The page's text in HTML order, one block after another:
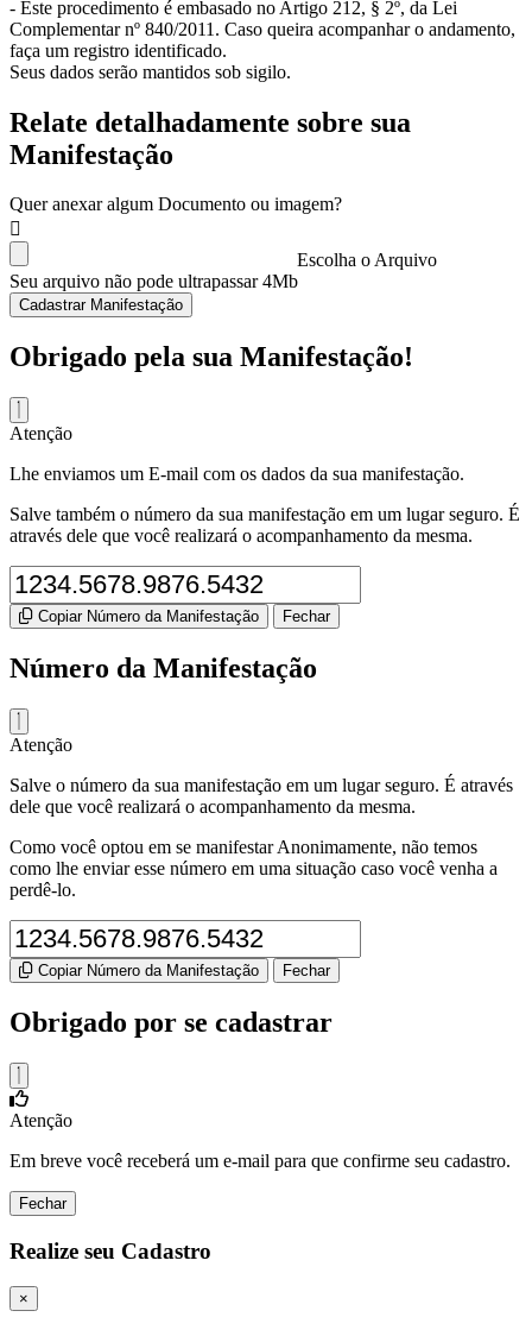
- Este procedimento é embasado no Artigo 212, § 2º, da Lei
Complementar nº 840/2011. Caso queira acompanhar o andamento,
faça um registro identificado.
Seus dados serão mantidos sob sigilo.
Relate detalhadamente sobre sua
Manifestação
Quer anexar algum Documento ou imagem?
Escolha o Arquivo
Seu arquivo não pode ultrapassar 4Mb
Cadastrar Manifestação
Obrigado pela sua Manifestação!
Atenção
Lhe enviamos um E-mail com os dados da sua manifestação.
Salve também o número da sua manifestação em um lugar seguro. É
através dele que você realizará o acompanhamento da mesma.
Copiar Número da Manifestação Fechar
Número da Manifestação
Atenção
Salve o número da sua manifestação em um lugar seguro. É através
dele que você realizará o acompanhamento da mesma.
Como você optou em se manifestar Anonimamente, não temos
como lhe enviar esse número em uma situação caso você venha a
perdê-lo.
Copiar Número da Manifestação Fechar
Obrigado por se cadastrar
Atenção
Em breve você receberá um e-mail para que confirme seu cadastro.
Fechar
Realize seu Cadastro
×